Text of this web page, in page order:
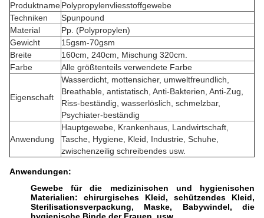
ProduktnamePolypropylenvliesstoffgewebe
Techniken
Spunpound
Material
Pp. (Polypropylen)
Gewicht
15gsm-70gsm
Breite
160cm, 240cm, Mischung 320cm.
Farbe
Alle größtenteils verwendete Farbe
Eigenschaft
Wasserdicht, mottensicher, umweltfreundlich,
Breathable, antistatisch, Anti-Bakterien, Anti-Zug,
Riss-beständig, wasserlöslich, schmelzbar,
Psychiater-beständig
Anwendung
Hauptgewebe, Krankenhaus, Landwirtschaft,
Tasche, Hygiene, Kleid, Industrie, Schuhe,
zwischenzeilig schreibendes usw.
Anwendungen:
Gewebe für die medizinischen und hygienischen
Materialien: chirurgisches Kleid, schützendes Kleid,
Sterilisationsverpackung, Maske, Babywindel, die